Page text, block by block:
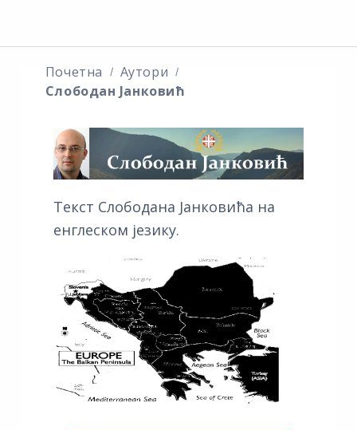
Почетна
Аутори
Слободан Јанковић
Текст Слободана Јанковића на
енглеском језику.